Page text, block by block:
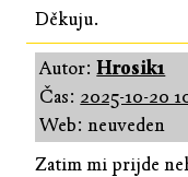
Děkuju.
Autor:Hrosik1
Čas: 2025-10-20
Web: neuveden
Zatim mi prijde